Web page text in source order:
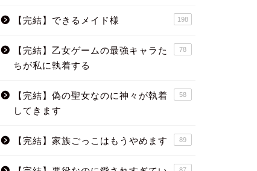
【完結】できるメイド様 198
【完結】乙女ゲームの最強キャラた
ちが私に執着する
78
【完結】偽の聖女なのに神々が執着
してきます
58
【完結】家族ごっこはもうやめます 89